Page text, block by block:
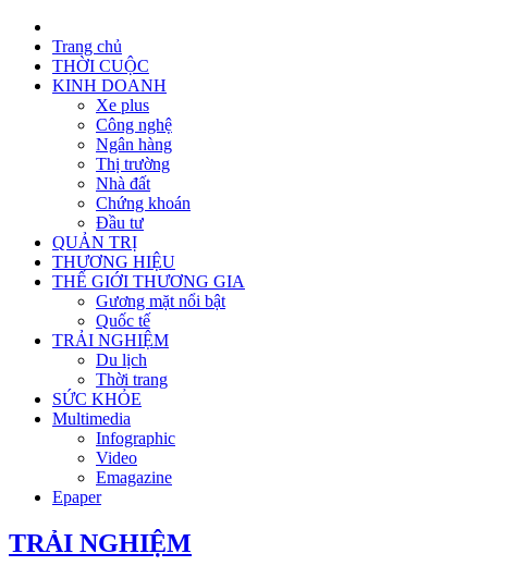
Trang chủ
THỜI CUỘC
KINH DOANH
Xe plus
Công nghệ
Ngân hàng
Thị trường
Nhà đất
Chứng khoán
Đầu tư
QUẢN TRỊ
THƯƠNG HIỆU
THẾ GIỚI THƯƠNG GIA
Gương mặt nổi bật
Quốc tế
TRẢI NGHIỆM
Du lịch
Thời trang
SỨC KHỎE
Multimedia
Infographic
Video
Emagazine
Epaper
TRẢI NGHIỆM